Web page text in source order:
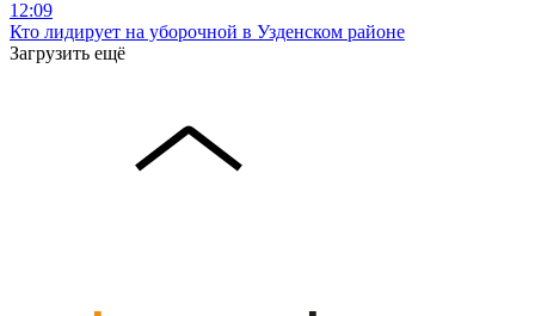
12:09
Кто лидирует на уборочной в Узденском районе
Загрузить ещё